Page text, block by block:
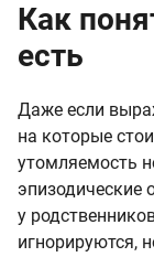
Как
есть
Даже если
на которые
утомляемость
эпизодические
у
игнорируются,